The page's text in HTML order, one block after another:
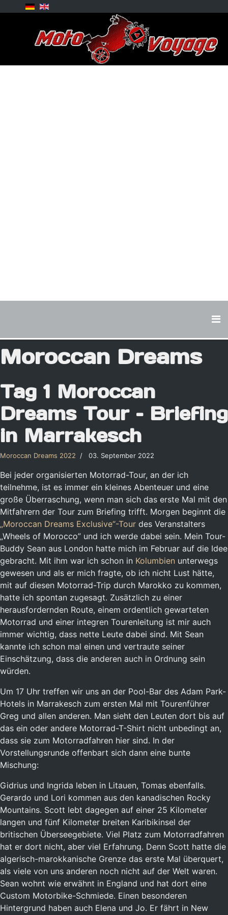
Moroccan Dreams
Tag 1 Moroccan
Dreams Tour – Briefing
in Marrakesch
Moroccan Dreams 2022 03. September 2022
Bei jeder organisierten Motorrad-Tour, an der ich
teilnehme, ist es immer ein kleines Abenteuer und eine
große Überraschung, wenn man sich das erste Mal mit den
Mitfahrern der Tour zum Briefing trifft. Morgen beginnt die
„Moroccan Dreams Exclusive“-Tour des Veranstalters
„Wheels of Morocco” und ich werde dabei sein. Mein Tour-
Buddy Sean aus London hatte mich im Februar auf die Idee
gebracht. Mit ihm war ich schon in Kolumbien unterwegs
gewesen und als er mich fragte, ob ich nicht Lust hätte,
mit auf diesen Motorrad-Trip durch Marokko zu kommen,
hatte ich spontan zugesagt. Zusätzlich zu einer
herausfordernden Route, einem ordentlich gewarteten
Motorrad und einer integren Tourenleitung ist mir auch
immer wichtig, dass nette Leute dabei sind. Mit Sean
kannte ich schon mal einen und vertraute seiner
Einschätzung, dass die anderen auch in Ordnung sein
würden.
Um 17 Uhr treffen wir uns an der Pool-Bar des Adam Park-
Hotels in Marrakesch zum ersten Mal mit Tourenführer
Greg und allen anderen. Man sieht den Leuten dort bis auf
das ein oder andere Motorrad-T-Shirt nicht unbedingt an,
dass sie zum Motorradfahren hier sind. In der
Vorstellungsrunde offenbart sich dann eine bunte
Mischung:
Gidrius und Ingrida leben in Litauen, Tomas ebenfalls.
Gerardo und Lori kommen aus den kanadischen Rocky
Mountains. Scott lebt dagegen auf einer 25 Kilometer
langen und fünf Kilometer breiten Karibikinsel der
britischen Überseegebiete. Viel Platz zum Motorradfahren
hat er dort nicht, aber viel Erfahrung. Denn Scott hatte die
algerisch-marokkanische Grenze das erste Mal überquert,
als viele von uns anderen noch nicht auf der Welt waren.
Sean wohnt wie erwähnt in England und hat dort eine
Custom Motorbike-Schmiede. Einen besonderen
Hintergrund haben auch Elena und Jo. Er fährt in New